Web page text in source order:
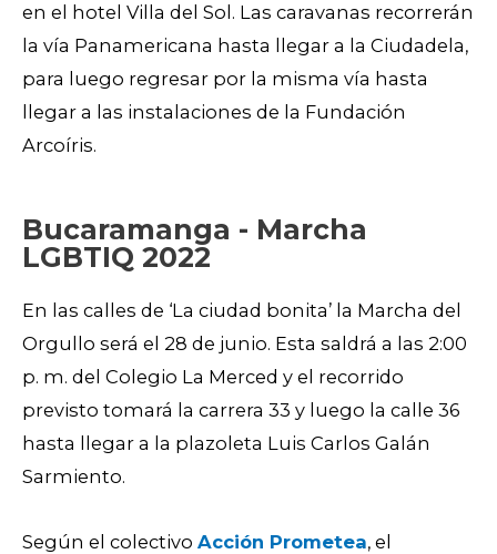
en el hotel Villa del Sol. Las caravanas recorrerán
la vía Panamericana hasta llegar a la Ciudadela,
para luego regresar por la misma vía hasta
llegar a las instalaciones de la Fundación
Arcoíris.
Bucaramanga - Marcha
LGBTIQ 2022
En las calles de ‘La ciudad bonita’ la Marcha del
Orgullo será el 28 de junio. Esta saldrá a las 2:00
p. m. del Colegio La Merced y el recorrido
previsto tomará la carrera 33 y luego la calle 36
hasta llegar a la plazoleta Luis Carlos Galán
Sarmiento.
Según el colectivo Acción Prometea, el